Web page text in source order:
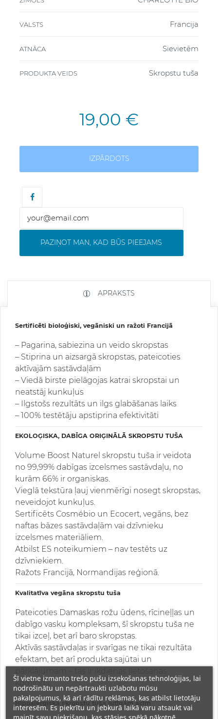
VALSTS Francija
ATNĀCA Sievietēm
PRODUKTA VEIDS Skropstu tuša
19,00 €
IZPĀRDOTS
PAZIŅOT MAN, KAD BŪS PIEEJAMS
APRAKSTS
Sertificēti bioloģiski, vegāniski un ražoti Francijā
– Pagarina, sabiezina un veido skropstas
– Stiprina un aizsargā skropstas, pateicoties
aktīvajām sastāvdaļām
– Viedā birste pielāgojas katrai skropstai un
neatstāj kunkuļus
– Ilgstošs rezultāts un ilgs glabāšanas laiks
– 100% testētāju apstiprina efektivitāti
EKOLOĢISKA, DABĪGA ORIĢINĀLĀ SKROPSTU TUŠA
Volume Boost Naturel skropstu tuša ir veidota
no 99,99% dabīgas izcelsmes sastāvdaļu, no
kurām 66% ir organiskas.
Vieglā tekstūra ļauj vienmērīgi nosegt skropstas,
neveidojot kunkuļus.
Sertificēts Cosmébio un Ecocert, vegāns, bez
naftas bāzes sastāvdaļām vai dzīvnieku
izcelsmes materiāliem.
Atbilst ES noteikumiem – nav testēts uz
dzīvniekiem.
Ražots Francijā, Normandijas reģionā.
Kvalitatīva vegāna skropstu tuša
Pateicoties Damaskas rožu ūdens, rīcineļļas un
dabīgo vasku kompleksam, šī skropstu tuša ne
tikai izceļ, bet arī baro skropstas.
Aktīvās sastāvdaļas ir svarīgas ne tikai rezultāta
efektam, bet arī produkta sajūtai un
komforts.
Hipoalerģiska skropstu tuša jutīgām acīm
Šī vietne izmanto trešo pušu izsekošanas tehnoloģijas, lai
nodrošinātu un nepārtraukti uzlabotu mūsu
pakalpojumus, kā arī rādītu reklāmas, kas atbilst lietotāju
interesēm. Es piekrītu un jebkurā laikā varu atsaukt vai
mainīt savu piekrišanu, kas stāsies spēkā nākotnē.